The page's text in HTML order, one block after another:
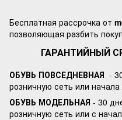
Бесплатная рассрочка от
позволяющая разбить
ГАРАНТИЙНЫЙ
ОБУВЬ ПОВСЕДНЕВНАЯ -
розничную сеть или начала
ОБУВЬ МОДЕЛЬНАЯ - 30
розничную сеть или с